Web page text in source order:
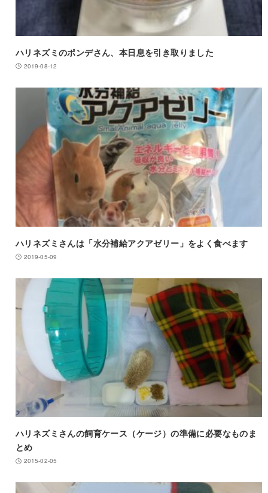
ハリネズミのポンデさん、本日息を引き取りました
2019-08-12
ハリネズミさんは「水分補給アクアゼリー」をよく食べます
2019-05-09
ハリネズミさんの飼育ケース（ケージ）の準備に必要なものま
とめ
2015-02-05